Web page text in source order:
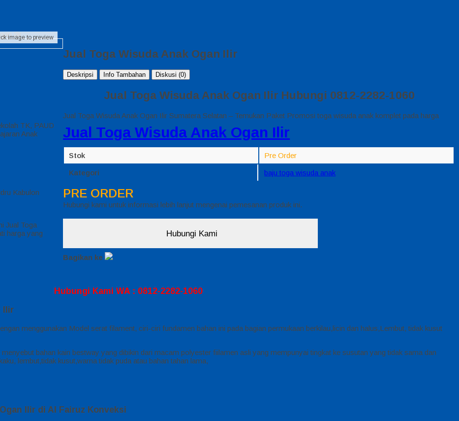
Ilir
image to preview
Jual Toga Wisuda Anak Ogan Ilir
Stok Pre Order
Kategori baju toga wisuda anak
PRE ORDER
Hubungi kami untuk informasi lebih lanjut mengenai pemesanan produk ini.
Hubungi Kami
Bagikan ke
Jual Toga Wisuda Anak Ogan Ilir
Deskripsi Info Tambahan Diskusi (0)
Jual Toga Wisuda Anak Ogan Ilir Hubungi 0812-2282-1060
Jual Toga Wisuda Anak Ogan Ilir Sumatera Selatan – Temukan Paket Promosi toga wisuda anak komplet pada harga
TK, PAUD
Anak
Kabulon
Jual Toga
harga yang
Hubungi Kami WA : 0812-2282-1060
Ilir
menggunakan Model serat filament, ciri-ciri fundamen bahan ini pada bagian permukaan berkilau,licin dan halus,Lembut, tidak kusut
bahan kain bestway yang dibikin dari macam polyester fiilamen asli yang mempunyai tingkat ke susutan yang tidak sama dan
lembut,tidak kusut,warna tidak puda atau bahan tahan lama,
Ilir di Al Fairuz Konveksi